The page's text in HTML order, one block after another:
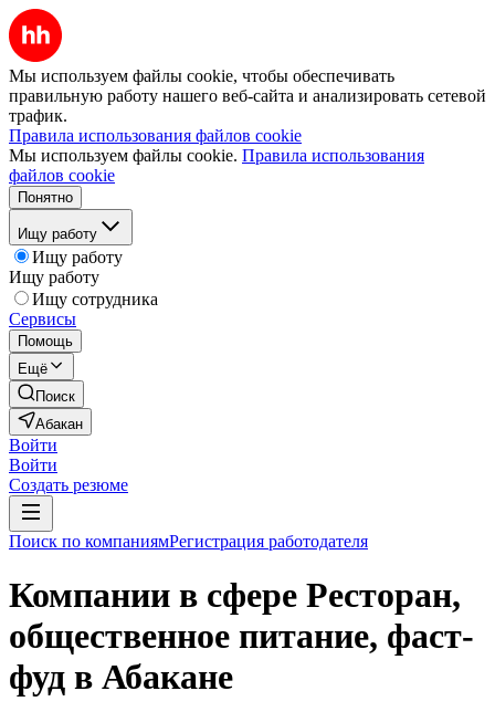
Мы используем файлы cookie, чтобы обеспечивать
правильную работу нашего веб-сайта и анализировать сетевой
трафик.
Правила использования файлов cookie
Мы используем файлы cookie. Правила использования
файлов cookie
Понятно
Ищу работу
Ищу работу
Ищу работу
Ищу сотрудника
Сервисы
Помощь
Ещё
Поиск
Абакан
Войти
Войти
Создать резюме
Поиск по компаниямРегистрация работодателя
Компании в сфере Ресторан,
общественное питание, фаст-
фуд в Абакане